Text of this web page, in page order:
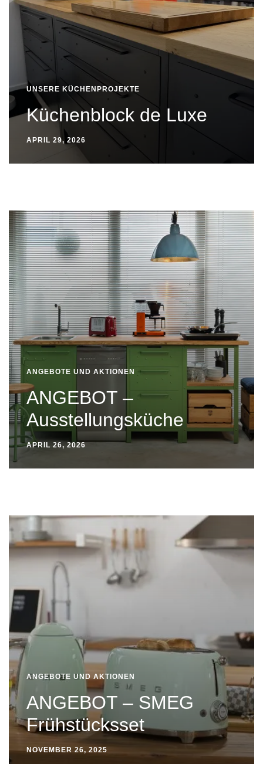
UNSERE KÜCHENPROJEKTE
Küchenblock de Luxe
APRIL 29, 2026
ANGEBOTE UND AKTIONEN
ANGEBOT –
Ausstellungsküche
APRIL 26, 2026
ANGEBOTE UND AKTIONEN
ANGEBOT – SMEG
Frühstücksset
NOVEMBER 26, 2025